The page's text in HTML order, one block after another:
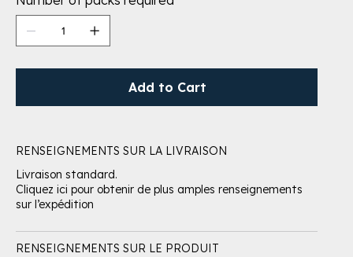
Add to Cart
RENSEIGNEMENTS SUR LA LIVRAISON
Livraison standard.
Cliquez ici pour obtenir de plus amples renseignements
sur l’expédition
RENSEIGNEMENTS SUR LE PRODUIT